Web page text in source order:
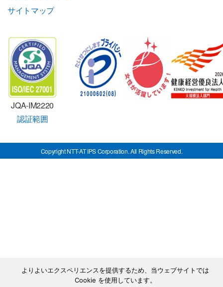
サイトマップ
JQA-IM2220
認証範囲
Copyright NTT-AT IPS Corporation. All Rights Reserved.
よりよいエクスペリエンスを提供するため、当ウェブサイトでは
Cookie を使用しています。